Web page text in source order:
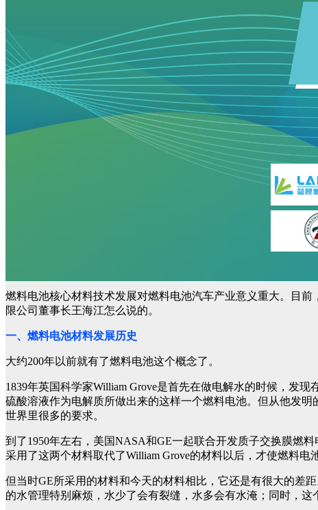
燃料电池核心材料技术发展对燃料电池汽车产业意义重大。目
限公司董事长王海江怎么说的。
一、燃料电池材料发展历史
大约200年以前就有了燃料电池这个概念了。
1839年英国科学家William Grove是首先在做电解水的时候，发
硫酸溶液作为电解质所做出来的这样一个燃料电池。但从他发
世界里很多的要求。
到了1950年左右，美国NASA和GE一起联合开发质子交换膜燃
采用了这两个材料取代了William Grove的材料以后，才使燃料电
但当时GE所采用的材料和今天的材料相比，它还是有很大的差
的水管理特别麻烦，水少了会有裂缝，水多会有水淹；同时，这